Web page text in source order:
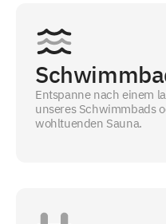
Entspanne nach einem
unseres Schwimmbads
wohltuenden Sauna.